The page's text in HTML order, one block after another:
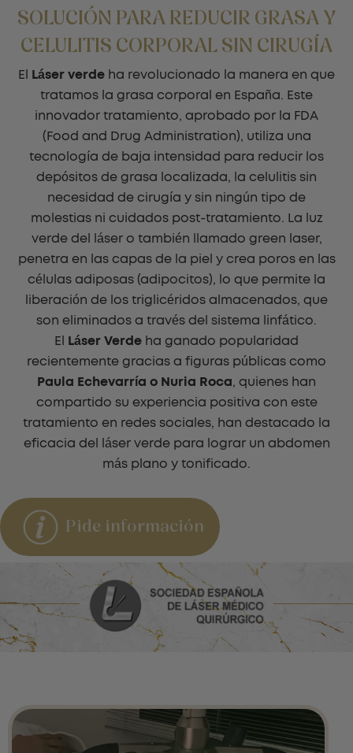
SOLUCIÓN PARA REDUCIR GRASA Y
CELULITIS CORPORAL SIN CIRUGÍA
El Láser verde ha revolucionado la manera en que
tratamos la grasa corporal en España. Este
innovador tratamiento, aprobado por la FDA
(Food and Drug Administration), utiliza una
tecnología de baja intensidad para reducir los
depósitos de grasa localizada, la celulitis sin
necesidad de cirugía y sin ningún tipo de
molestias ni cuidados post-tratamiento. La luz
verde del láser o también llamado green laser,
penetra en las capas de la piel y crea poros en las
células adiposas (adipocitos), lo que permite la
liberación de los triglicéridos almacenados, que
son eliminados a través del sistema linfático.
El
Láser Verde ha ganado popularidad
recientemente gracias a figuras públicas como
Paula Echevarría o Nuria Roca, quienes han
compartido su experiencia positiva con este
tratamiento en redes sociales, han destacado la
eficacia del láser verde para lograr un abdomen
más plano y tonificado.​
Pide información